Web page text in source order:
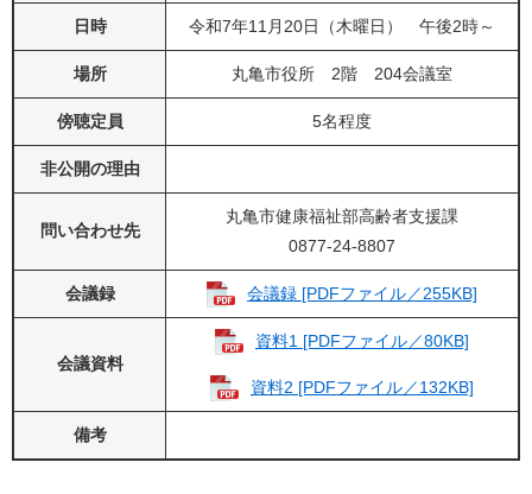
日時 令和7年11月20日（木曜日） 午後2時～
場所 丸亀市役所 2階 204会議室
傍聴定員 5名程度
非公開の理由
問い合わせ先
丸亀市健康福祉部高齢者支援課
0877-24-8807
会議録 会議録 [PDFファイル／255KB]
会議資料
資料1 [PDFファイル／80KB]
資料2 [PDFファイル／132KB]
備考